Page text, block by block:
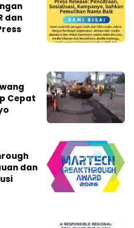
dan
Cepat
dan